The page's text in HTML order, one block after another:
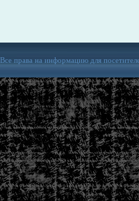
Все права на информацию для